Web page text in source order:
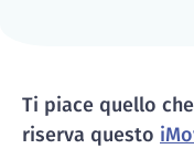
Ti piace quello
riserva questo